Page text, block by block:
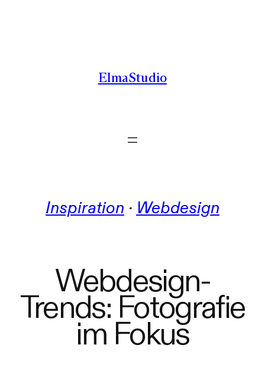
ElmaStudio
Inspiration · Webdesign
Webdesign-
Trends: Fotografie
im Fokus